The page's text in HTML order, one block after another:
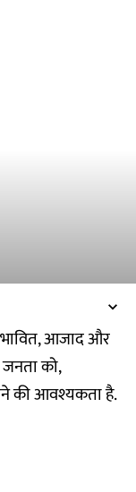
आजाद और
जनता को,
की आवश्यकता है.